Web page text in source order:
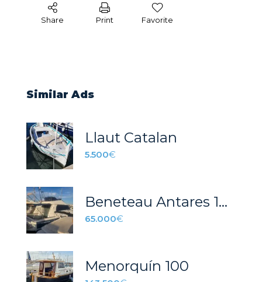
Share Print Favorite
Similar Ads
Llaut Catalan
5.500€
Beneteau Antares 1080
65.000€
Menorquín 100